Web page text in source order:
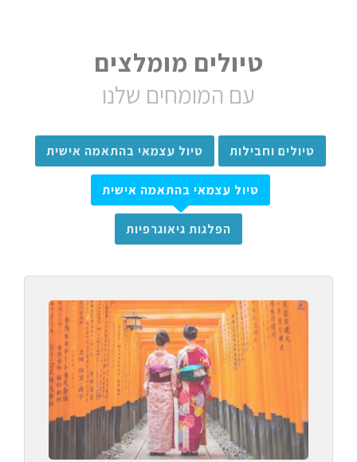
טיולים מומלצים
עם המומחים שלנו
טיולים וחבילות טיול עצמאי בהתאמה אישית
טיול עצמאי בהתאמה אישית
הפלגות גיאוגרפיות